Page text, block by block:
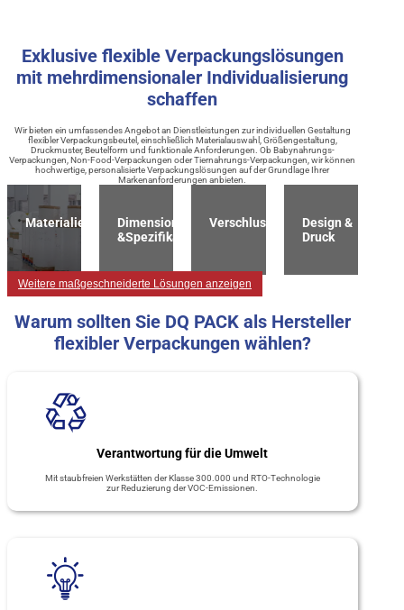
Exklusive flexible Verpackungslösungen
mit mehrdimensionaler Individualisierung
schaffen
Wir bieten ein umfassendes Angebot an Dienstleistungen zur individuellen Gestaltung
flexibler Verpackungsbeutel, einschließlich Materialauswahl, Größengestaltung,
Druckmuster, Beutelform und funktionale Anforderungen. Ob Babynahrungs-
Verpackungen, Non-Food-Verpackungen oder Tiernahrungs-Verpackungen, wir können
hochwertige, personalisierte Verpackungslösungen auf der Grundlage Ihrer
Markenanforderungen anbieten.
Materialien
Dimension
&Spezifikation
Verschlussart
Design &
Druck
Weitere maßgeschneiderte Lösungen anzeigen
Warum sollten Sie DQ PACK als Hersteller
flexibler Verpackungen wählen?
Verantwortung für die Umwelt
Mit staubfreien Werkstätten der Klasse 300.000 und RTO-Technologie
zur Reduzierung der VOC-Emissionen.